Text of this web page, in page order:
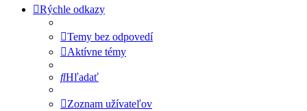
Rýchle odkazy
Temy bez odpovedí
Aktívne témy
Hľadať
Zoznam užívateľov